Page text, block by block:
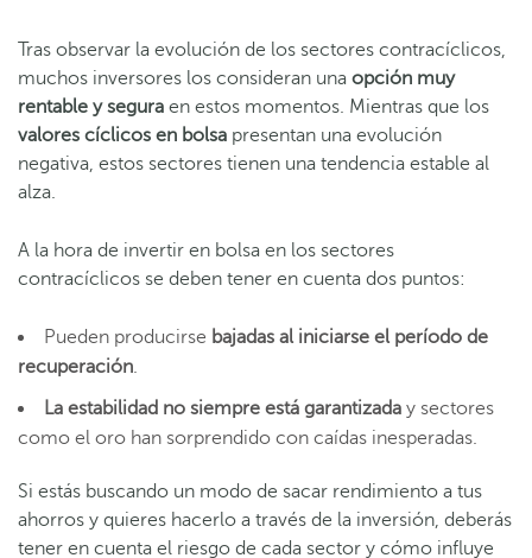
Tras observar la evolución de los sectores contracíclicos,
muchos inversores los consideran una opción muy
rentable y segura en estos momentos. Mientras que los
valores cíclicos en bolsa presentan una evolución
negativa, estos sectores tienen una tendencia estable al
alza.
A la hora de invertir en bolsa en los sectores
contracíclicos se deben tener en cuenta dos puntos:
Pueden producirse bajadas al iniciarse el período de
recuperación.
La estabilidad no siempre está garantizada y sectores
como el oro han sorprendido con caídas inesperadas.
Si estás buscando un modo de sacar rendimiento a tus
ahorros y quieres hacerlo a través de la inversión, deberás
tener en cuenta el riesgo de cada sector y cómo influye